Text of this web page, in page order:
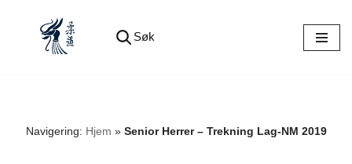
Søk
Navigering: Hjem » Senior Herrer – Trekning Lag-NM 2019